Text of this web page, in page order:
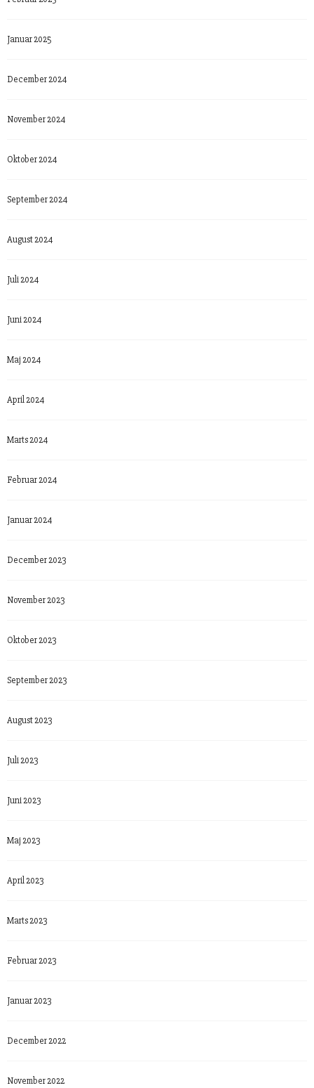
Januar 2025
December 2024
November 2024
Oktober 2024
September 2024
August 2024
Juli 2024
Juni 2024
Maj 2024
April 2024
Marts 2024
Februar 2024
Januar 2024
December 2023
November 2023
Oktober 2023
September 2023
August 2023
Juli 2023
Juni 2023
Maj 2023
April 2023
Marts 2023
Februar 2023
Januar 2023
December 2022
November 2022